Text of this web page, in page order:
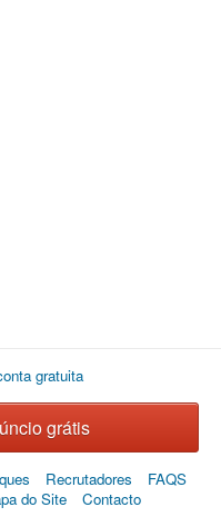
gratuita
grátis
Recrutadores
FAQS
do Site Contacto